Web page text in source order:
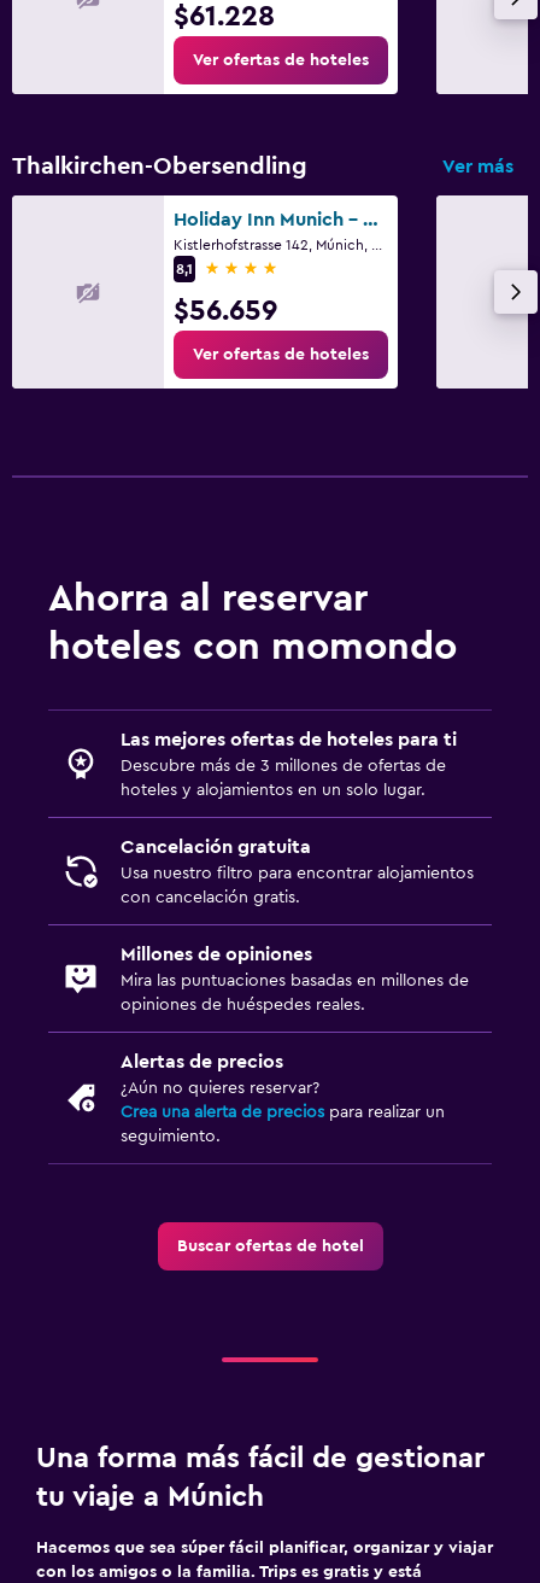
$61.228
Ver ofertas de hoteles
Thalkirchen-Obersendling Ver más
Holiday Inn Munich - South By IHG
8,1
4 estrellas
$56.659
Ver ofertas de hoteles
Ahorra al reservar
hoteles con momondo
Las mejores ofertas de hoteles para ti
Descubre más de 3 millones de ofertas de
hoteles y alojamientos en un solo lugar.
Cancelación gratuita
Usa nuestro filtro para encontrar alojamientos
con cancelación gratis.
Millones de opiniones
Mira las puntuaciones basadas en millones de
opiniones de huéspedes reales.
Alertas de precios
¿Aún no quieres reservar?
Crea una alerta de precios para realizar un
seguimiento.
Buscar ofertas de hotel
Una forma más fácil de gestionar
tu viaje a Múnich
Hacemos que sea súper fácil planificar, organizar y viajar
con los amigos o la familia. Trips es gratis y está